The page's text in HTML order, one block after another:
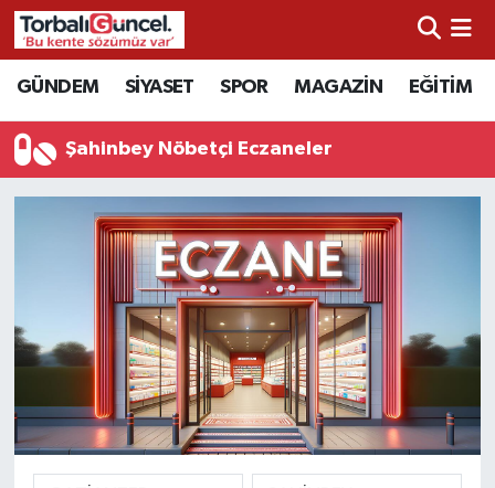
GÜNDEM SİYASET SPOR MAGAZİN EĞİTİM
Şahinbey Nöbetçi Eczaneler
İzmir Nöbetçi Eczaneler
İzmir Hava Durumu
İzmir Namaz Vakitleri
İzmir Trafik Yoğunluk Haritası
Süper Lig Puan Durumu ve Fikstür
Tüm Manşetler
Son Dakika Haberleri
Haber Arşivi